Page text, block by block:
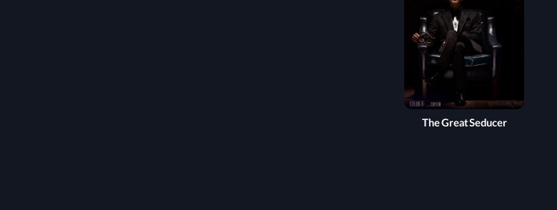
The Great Seducer